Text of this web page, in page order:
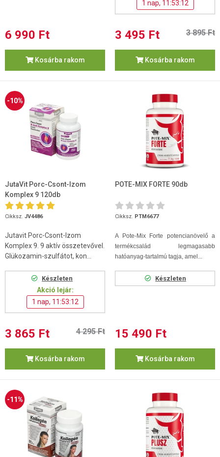
6 990 Ft
Kosárba rakom
1 nap, 11:53:12
3 495 Ft 3 895 Ft
Kosárba rakom
-10%
JutaVit Porc-Csont-Izom
Komplex 9 120db
Cikksz. JV4486
Jutavit Porc-Csont-Izom
Komplex 9. 9 aktív összetevővel.
Glükozamin-szulfátot, kon...
Készleten
Akció lejár:
1 nap, 11:53:12
3 865 Ft 4 295 Ft
Kosárba rakom
POTE-MIX FORTE 90db
Cikksz. PTM6677
A Pote-Mix Forte potencianövelő a
termékcsalád legmagasabb
hatóanyag-tartalmú tagja, amel...
Készleten
15 490 Ft
Kosárba rakom
-11%